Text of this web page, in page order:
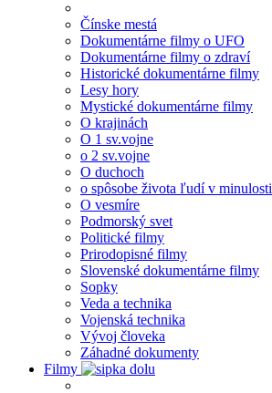
Čínske mestá
Dokumentárne filmy o UFO
Dokumentárne filmy o zdraví
Historické dokumentárne filmy
Lesy hory
Mystické dokumentárne filmy
O krajinách
O 1 sv.vojne
o 2 sv.vojne
O duchoch
o spôsobe života ľudí v minulosti
O vesmíre
Podmorský svet
Politické filmy
Prirodopisné filmy
Slovenské dokumentárne filmy
Sopky
Veda a technika
Vojenská technika
Vývoj človeka
Záhadné dokumenty
Filmy